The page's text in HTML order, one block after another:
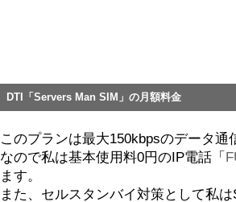
DTI「Servers Man SIM」の月額料金
このプランは最大150kbpsのデータ
なので私は基本使用料0円のIP電話「
ます。
また、セルスタンバイ対策として私